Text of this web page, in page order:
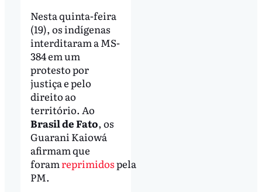
Nesta quinta-feira
(19), os indígenas
interditaram a MS-
384 em um
protesto por
justiça e pelo
direito ao
território. Ao
Brasil de Fato, os
Guarani Kaiowá
afirmam que
foram reprimidospela
PM.